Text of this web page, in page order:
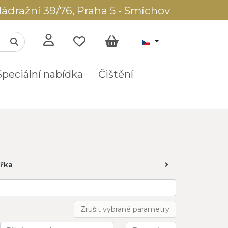
39/76, Praha 5 - Smíchov
nabídka
Čištění
Zrušit vybrané parametry